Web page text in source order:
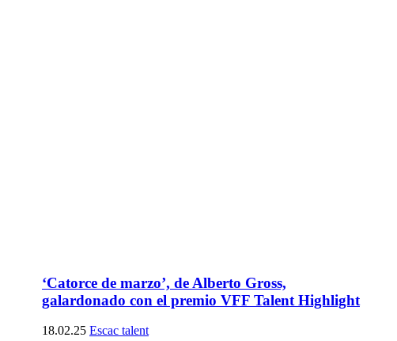
‘Catorce de marzo’, de Alberto Gross,
galardonado con el premio VFF Talent Highlight
18.02.25 Escac talent